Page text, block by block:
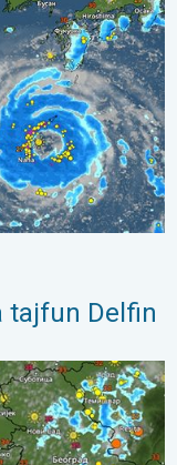
tajfun Delfin
u subotu. . .